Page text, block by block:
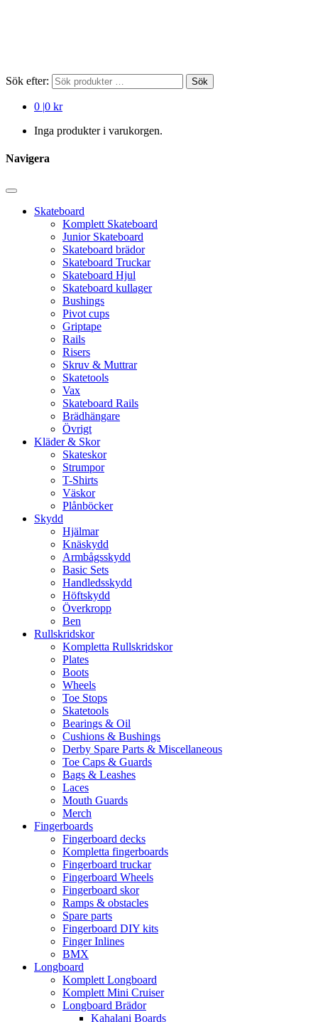
Sök efter: Sök
0 |0 kr
Inga produkter i varukorgen.
Navigera
Skateboard
Komplett Skateboard
Junior Skateboard
Skateboard brädor
Skateboard Truckar
Skateboard Hjul
Skateboard kullager
Bushings
Pivot cups
Griptape
Rails
Risers
Skruv & Muttrar
Skatetools
Vax
Skateboard Rails
Brädhängare
Övrigt
Kläder & Skor
Skateskor
Strumpor
T-Shirts
Väskor
Plånböcker
Skydd
Hjälmar
Knäskydd
Armbågsskydd
Basic Sets
Handledsskydd
Höftskydd
Överkropp
Ben
Rullskridskor
Kompletta Rullskridskor
Plates
Boots
Wheels
Toe Stops
Skatetools
Bearings & Oil
Cushions & Bushings
Derby Spare Parts & Miscellaneous
Toe Caps & Guards
Bags & Leashes
Laces
Mouth Guards
Merch
Fingerboards
Fingerboard decks
Kompletta fingerboards
Fingerboard truckar
Fingerboard Wheels
Fingerboard skor
Ramps & obstacles
Spare parts
Fingerboard DIY kits
Finger Inlines
BMX
Longboard
Komplett Longboard
Komplett Mini Cruiser
Longboard Brädor
Kahalani Boards